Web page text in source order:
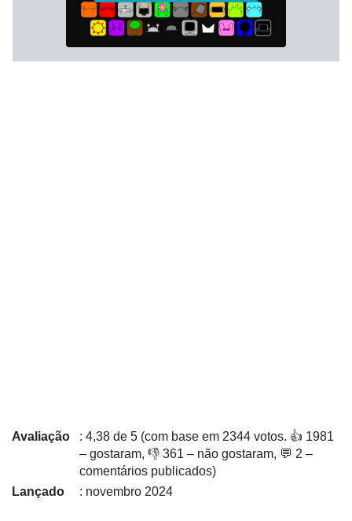
Avaliação
: 4,38 de 5 (com base em 2344 votos. 👍 1981
– gostaram, 👎 361 – não gostaram, 💬 2 –
comentários publicados)
Lançado
: novembro 2024